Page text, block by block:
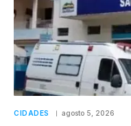
CIDADES agosto 5, 2026